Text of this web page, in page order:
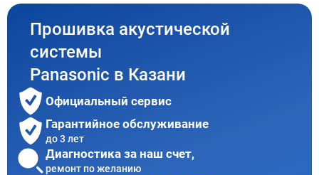
Прошивка акустической
системы
Panasonic в Казани
Официальный сервис
Гарантийное обслуживание
до 3 лет
Диагностика за наш счет,
ремонт по желанию